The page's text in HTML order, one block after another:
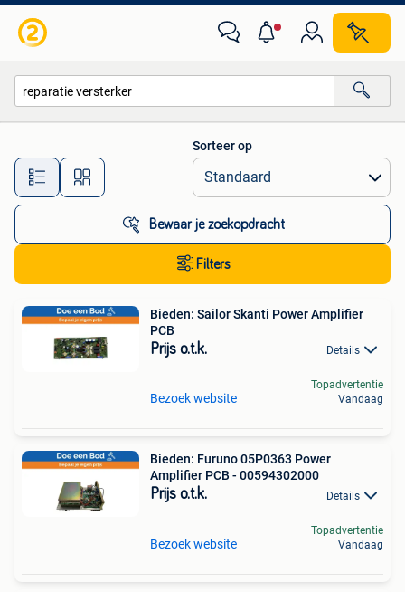
Alle afstanden…
Sorteer op
Bewaar je zoekopdracht
Filters
Bieden: Sailor Skanti Power Amplifier
PCB
Prijs o.t.k. Details
Bezoek website
Topadvertentie
Vandaag
Bieden: Furuno 05P0363 Power
Amplifier PCB - 00594302000
Prijs o.t.k. Details
Bezoek website
Topadvertentie
Vandaag